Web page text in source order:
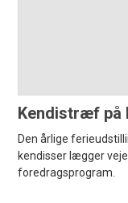
Kendistræf på
Den årlige
kendisser lægger
foredragsprogram.